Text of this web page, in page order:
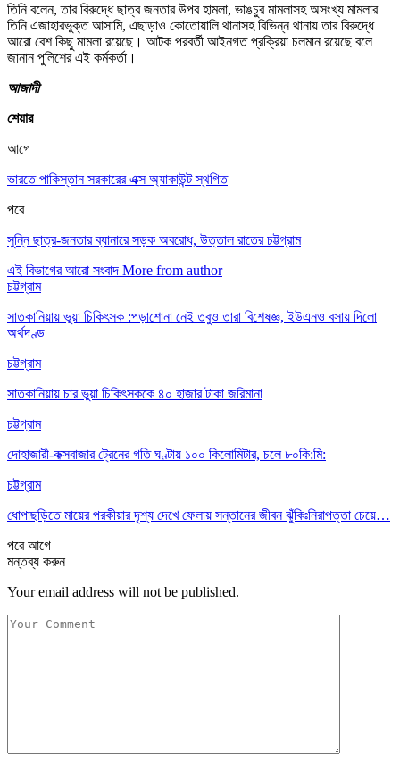
তিনি বলেন, তার বিরুদ্ধে ছাত্র জনতার উপর হামলা, ভাঙচুর মামলাসহ অসংখ্য মামলার
তিনি এজাহারভুক্ত আসামি, এছাড়াও কোতোয়ালি থানাসহ বিভিন্ন থানায় তার বিরুদ্ধে
আরো বেশ কিছু মামলা রয়েছে। আটক পরবর্তী আইনগত প্রক্রিয়া চলমান রয়েছে বলে
জানান পুলিশের এই কর্মকর্তা।
আজাদী
শেয়ার
আগে
ভারতে পাকিস্তান সরকারের এক্স অ্যাকাউন্ট স্থগিত
পরে
সুন্নি ছাত্র-জনতার ব্যানারে সড়ক অবরোধ, উত্তাল রাতের চট্টগ্রাম
এই বিভাগের আরো সংবাদ More from author
চট্টগ্রাম
সাতকানিয়ায় ভূয়া চিকিৎসক :পড়াশোনা নেই তবুও তারা বিশেষজ্ঞ, ইউএনও বসায় দিলো
অর্থদণ্ড
চট্টগ্রাম
সাতকানিয়ায় চার ভুয়া চিকিৎসককে ৪০ হাজার টাকা জরিমানা
চট্টগ্রাম
দোহাজারী-কক্সবাজার ট্রেনের গতি ঘণ্টায় ১০০ কিলোমিটার, চলে ৮০কি:মি:
চট্টগ্রাম
ধোপাছড়িতে মায়ের পরকীয়ার দৃশ্য দেখে ফেলায় সন্তানের জীবন ঝুঁকিঃনিরাপত্তা চেয়ে…
পরেআগে
মন্তব্য করুন
Your email address will not be published.